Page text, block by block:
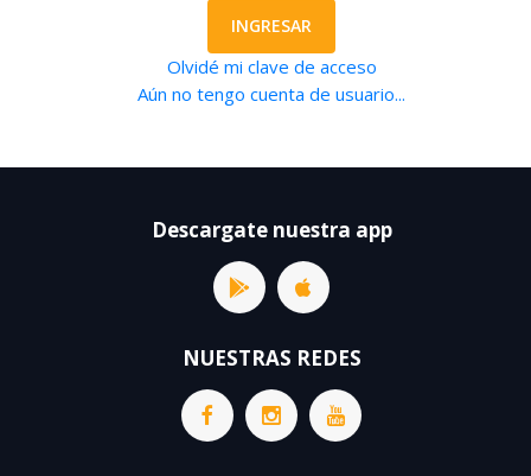
INGRESAR
Olvidé mi clave de acceso
Aún no tengo cuenta de usuario...
Descargate nuestra app
NUESTRAS REDES